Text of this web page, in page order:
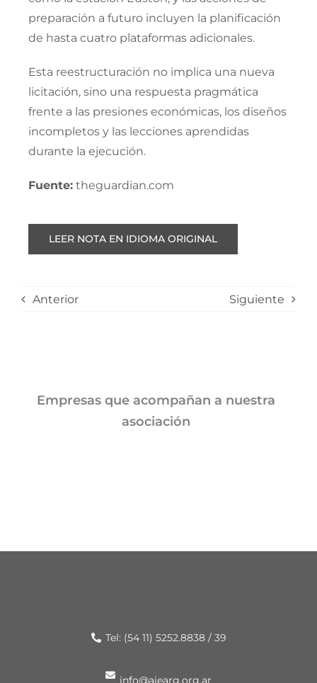
preparación a futuro incluyen la planificación
de hasta cuatro plataformas adicionales.
Esta reestructuración no implica una nueva
licitación, sino una respuesta pragmática
frente a las presiones económicas, los diseños
incompletos y las lecciones aprendidas
durante la ejecución.
Fuente:theguardian.com
LEER NOTA EN IDIOMA ORIGINAL
Anterior Siguiente
Empresas que acompañan a nuestra
asociación
Tel: (54 11) 5252.8838 / 39
info@aiearg.org.ar